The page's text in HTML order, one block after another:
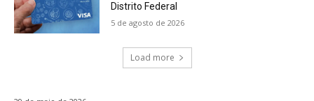
Distrito Federal
5 de agosto de 2026
Load more